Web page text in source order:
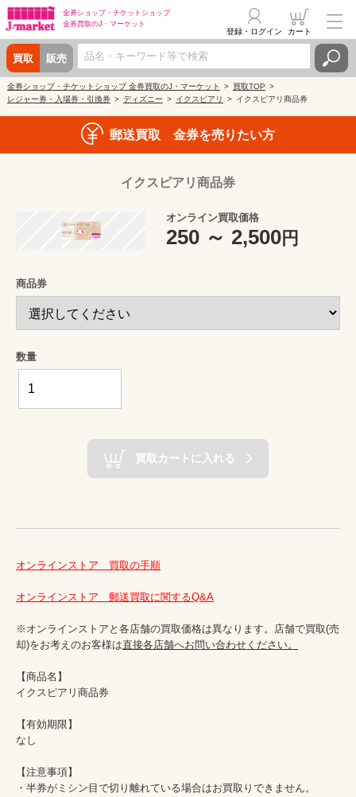
金券ショップ・ チケットショップ
金券買取のJ・マーケット
買取 販売
登録・ログイン カート
金券ショップ・チケットショップ 金券買取のJ・マーケット
買取TOP
レジャー券・入場券・引換券
ディズニー イクスピアリ イクスピアリ商品券
郵送買取 金券を売りたい方
イクスピアリ商品券
オンライン買取価格
250 ～ 2,500円
商品券
数量
買取カートに入れる
オンラインストア　買取の手順
オンラインストア　郵送買取に関するQ&A
※オンラインストアと各店舗の買取価格は異なります。店舗で買取(売
却)をお考えのお客様は直接各店舗へお問い合わせください。
【商品名】
イクスピアリ商品券
【有効期限】
なし
【注意事項】
・半券がミシン目で切り離れている場合はお買取りできません。